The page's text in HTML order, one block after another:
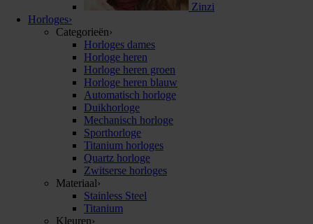
Zinzi
Horloges›
Categorieën›
Horloges dames
Horloge heren
Horloge heren groen
Horloge heren blauw
Automatisch horloge
Duikhorloge
Mechanisch horloge
Sporthorloge
Titanium horloges
Quartz horloge
Zwitserse horloges
Materiaal›
Stainless Steel
Titanium
Kleuren›